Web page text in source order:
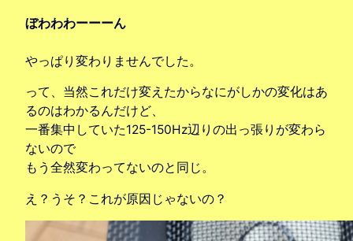
ぼわわわーーーん
やっぱり変わりませんでした。
って、当然これだけ変えたからなにがしかの変化はあ
るのはわかるんだけど、
一番集中していた125-150Hz辺りの出っ張りが変わら
ないので
もう全然変わってないのと同じ。
え？うそ？これが原因じゃないの？